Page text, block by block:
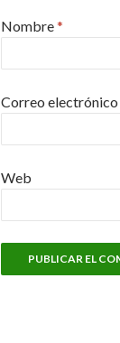
Nombre*
Correo electrónico
Web